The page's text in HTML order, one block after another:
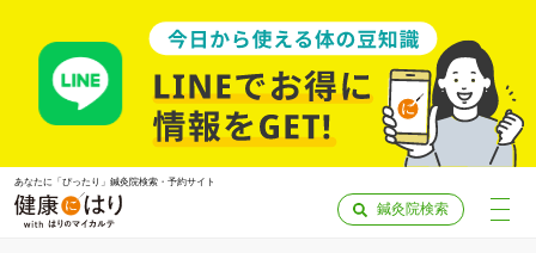
あなたに「ぴったり」鍼灸院検索・予約サイト
鍼灸院検索